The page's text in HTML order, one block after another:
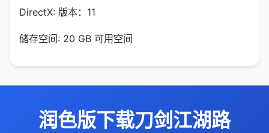
DirectX: 版本：11
储存空间: 20 GB 可用空间
润色版下载刀剑江湖路